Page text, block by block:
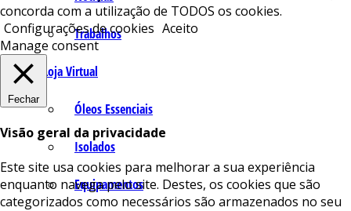
Trabalhos
Loja Virtual
Óleos Essenciais
Isolados
Equipamentos
concorda com a utilização de TODOS os cookies.
Configurações de cookies Aceito
Manage consent
Fechar
Visão geral da privacidade
Este site usa cookies para melhorar a sua experiência
enquanto navega pelo site. Destes, os cookies que são
categorizados como necessários são armazenados no seu